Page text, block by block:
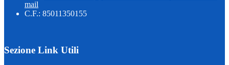
mail
C.F.: 85011350155
Sezione Link Utili